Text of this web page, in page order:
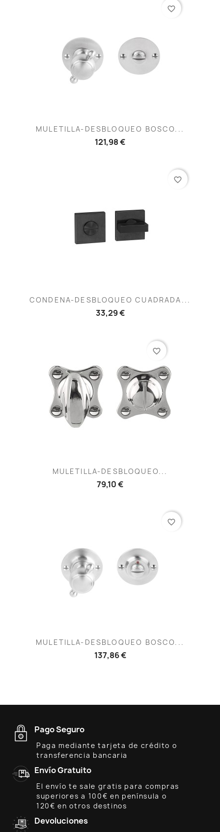
MULETILLA-DESBLOQUEO BOSCO...
121,98 €
favorite_border
CONDENA-DESBLOQUEO CUADRADA...
33,29 €
favorite_border
MULETILLA-DESBLOQUEO...
79,10 €
favorite_border
MULETILLA-DESBLOQUEO BOSCO...
137,86 €
favorite_border
Pago Seguro
Paga mediante tarjeta de crédito o
transferencia bancaria
Envío Gratuito
El envío te sale gratis para compras
superiores a 100€ en península o
120€ en otros destinos
Devoluciones